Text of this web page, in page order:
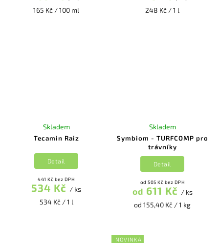
165 Kč / 100 ml
248 Kč / 1 l
Tecamin Raiz
Skladem
441 Kč bez DPH
534 Kč / ks
534 Kč / 1 l
Detail
Symbiom - TURFCOMP pro
trávníky
Skladem
od 505 Kč bez DPH
od 611 Kč / ks
od 155,40 Kč / 1 kg
Detail
NOVINKA